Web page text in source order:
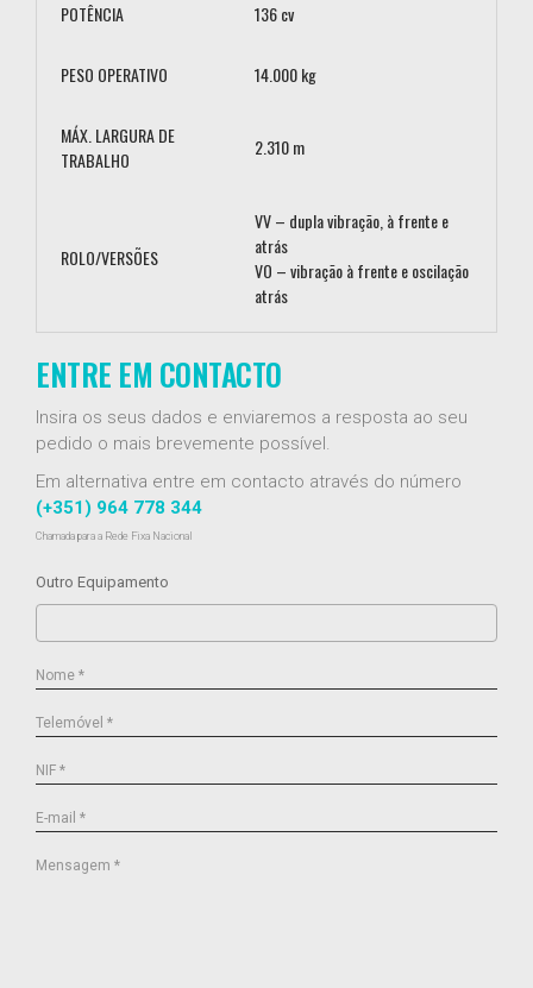
POTÊNCIA 136 cv
PESO OPERATIVO 14.000 kg
MÁX. LARGURA DE
TRABALHO
2.310 m
ROLO/VERSÕES
VV – dupla vibração, à frente e
atrás
VO – vibração à frente e oscilação
atrás
ENTRE EM CONTACTO
Insira os seus dados e enviaremos a resposta ao seu
pedido o mais brevemente possível.
Em alternativa entre em contacto através do número
(+351) 964 778 344
Chamada para a Rede Fixa Nacional
Outro Equipamento
Nome *
Telemóvel *
NIF *
E-mail *
Mensagem *